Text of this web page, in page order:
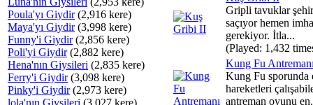
Poula'yı Giydir(2,916 kere)
Maya'yı Giydir(3,998 kere)
Funny'i Giydir(2,856 kere)
Poli'yi Giydir(2,882 kere)
Hena'nın Giysileri (2,835 kere)
Ferry'i Giydir(3,098 kere)
Pinky'i Giydir(2,973 kere)
lola'nın Giysileri (3,027 kere)
Gripli tavuklar
saçıyor hemen
gerekiyor. İtla...
(Played: 1,432
Kung Fu
Kung Fu sporunda
hareketleri
antreman oyunu